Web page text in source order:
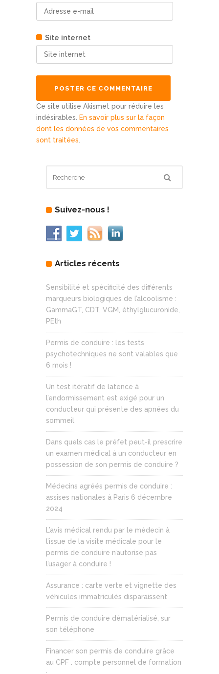
Site internet
Ce site utilise Akismet pour réduire les
indésirables. En savoir plus sur la façon
dont les données de vos commentaires
sont traitées.
Suivez-nous !
Articles récents
Sensibilité et spécificité des différents
marqueurs biologiques de l’alcoolisme :
GammaGT, CDT, VGM, éthylglucuronide,
PEth
Permis de conduire : les tests
psychotechniques ne sont valables que
6 mois !
Un test itératif de latence à
l’endormissement est exigé pour un
conducteur qui présente des apnées du
sommeil
Dans quels cas le préfet peut-il prescrire
un examen médical à un conducteur en
possession de son permis de conduire ?
Médecins agréés permis de conduire :
assises nationales à Paris 6 décembre
2024
L’avis médical rendu par le médecin à
l’issue de la visite médicale pour le
permis de conduire n’autorise pas
l’usager à conduire !
Assurance : carte verte et vignette des
véhicules immatriculés disparaissent
Permis de conduire dématérialisé, sur
son téléphone
Financer son permis de conduire grâce
au CPF . compte personnel de formation